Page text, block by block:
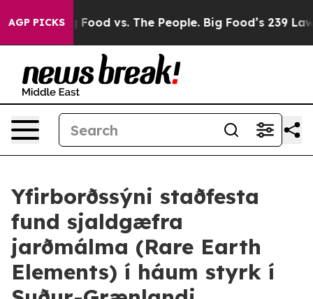
AGP PICKS
Food vs. The People. Big Food’s 239 Lawsuits
Yfirborðssýni staðfesta
fund sjaldgæfra
jarðmálma (Rare Earth
Elements) í háum styrk í